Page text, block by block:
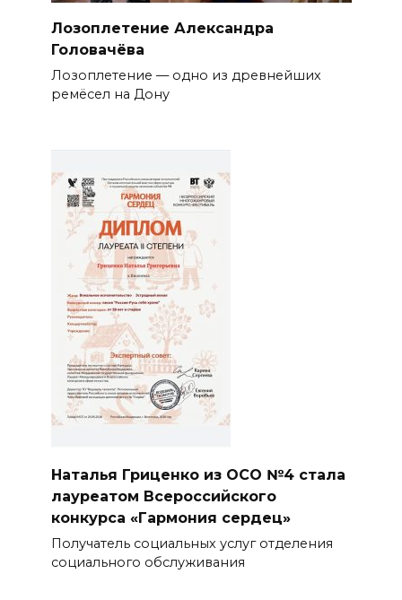
Лозоплетение Александра
Головачёва
Лозоплетение — одно из древнейших
ремёсел на Дону
Наталья Гриценко из ОСО №4 стала
лауреатом Всероссийского
конкурса «Гармония сердец»
Получатель социальных услуг отделения
социального обслуживания